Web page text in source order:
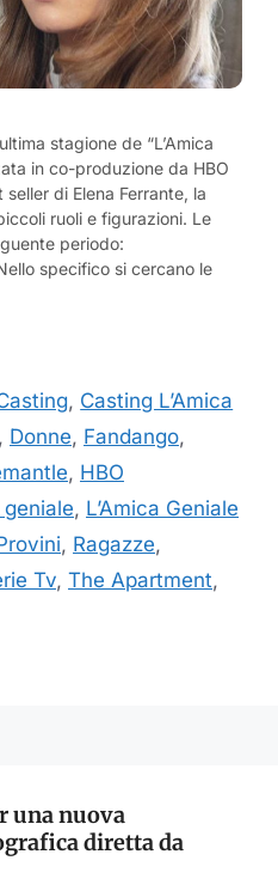
stagione de “L’Amica
in co-produzione da HBO
di Elena Ferrante, la
ruoli e figurazioni. Le
periodo:
specifico si cercano le
, Casting L’Amica
, Donne, Fandango,
, HBO
geniale, L’Amica Geniale
, Ragazze,
Tv, The Apartment,
una nuova
diretta da